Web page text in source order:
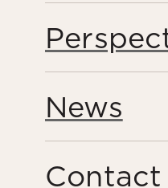
News
Contact
Peacebuilding
Share this page